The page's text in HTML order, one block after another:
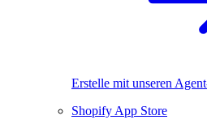
Erstelle mit unseren
Shopify App Store